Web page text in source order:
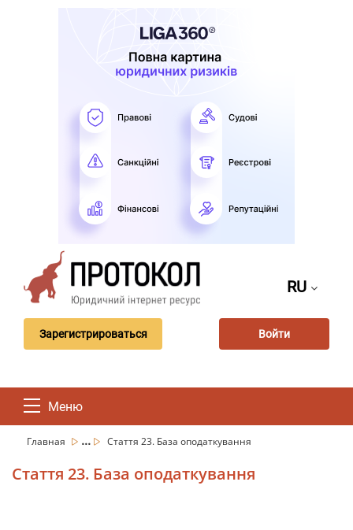
RU
Зарегистрироваться Войти
Меню
Главная ... Стаття 23. База оподаткування
Стаття 23. База оподаткування